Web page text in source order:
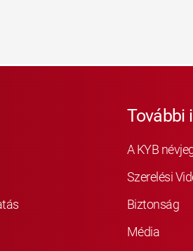
További
A KYB
Szerelési
Biztonság
Média